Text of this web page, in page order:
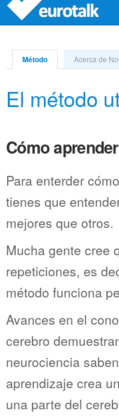
Método Acerca de
El método
Cómo aprender
Para enterder
tienes que
mejores que otros.
Mucha gente cree
repeticiones, es
método funciona
Avances en el
cerebro
neurociencia
aprendizaje crea
una parte del